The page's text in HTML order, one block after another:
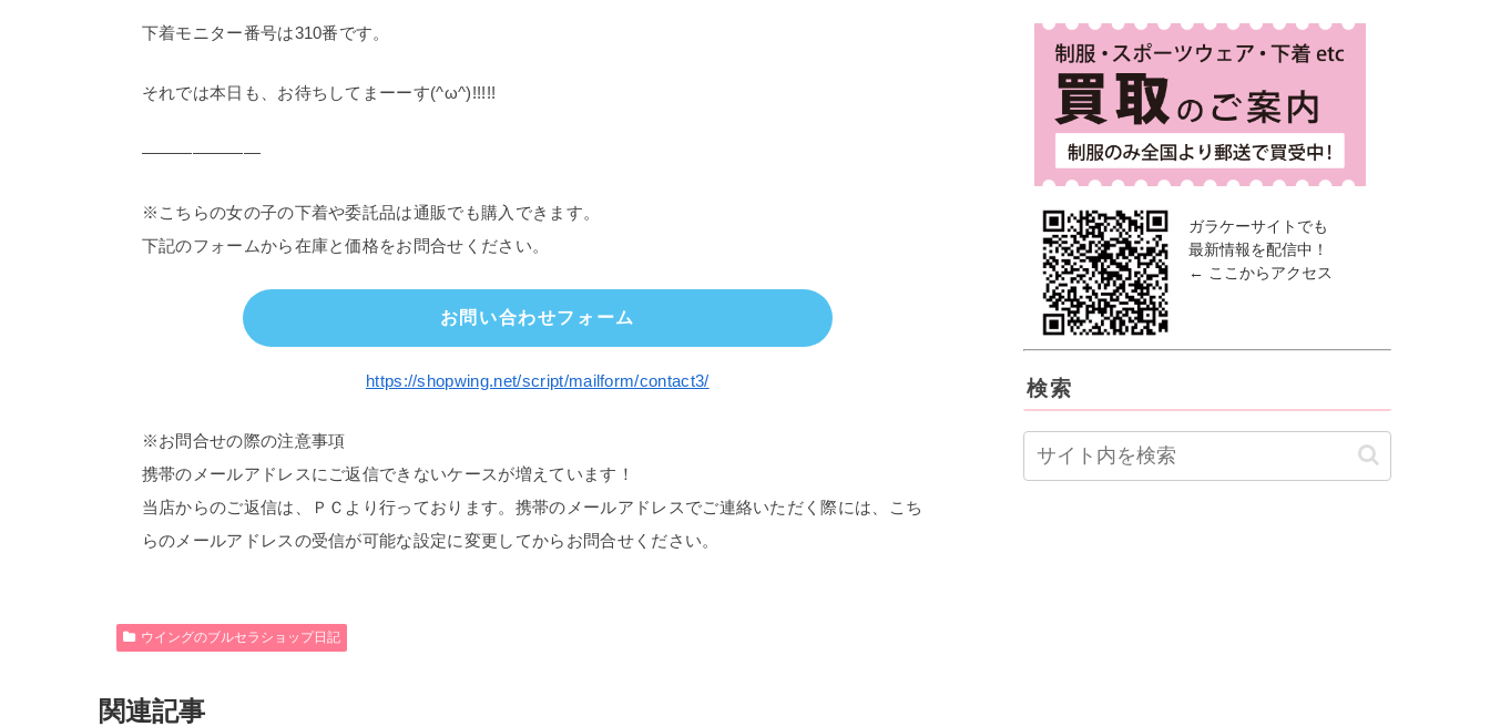
下着モニター番号は310番です。
それでは本日も、お待ちしてまーーす(^ω^)!!!!!
———————
※こちらの女の子の下着や委託品は通販でも購入できます。
下記のフォームから在庫と価格をお問合せください。
お問い合わせフォーム
https://shopwing.net/script/mailform/contact3/
※お問合せの際の注意事項
携帯のメールアドレスにご返信できないケースが増えています！
当店からのご返信は、ＰＣより行っております。携帯のメールアドレスでご連絡いただく際には、こち
らのメールアドレスの受信が可能な設定に変更してからお問合せください。
ウイングのブルセラショップ日記
関連記事
ガラケーサイトでも
最新情報を配信中！
← ここからアクセス
検索